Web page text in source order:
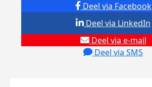
Deel via Facebook
Deel via e-mail
Deel via SMS
Deel via LinkedIn